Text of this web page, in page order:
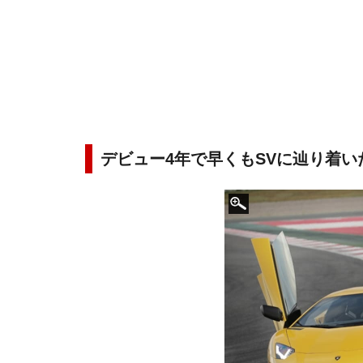
デビュー4年で早くもSVに辿り着い